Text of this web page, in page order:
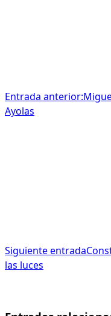
Entrada anterior:
Ayolas
Siguiente entrada
las luces